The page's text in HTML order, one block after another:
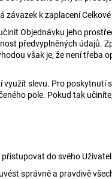
závazek k zaplacení Celkové
Objednávku jeho
předvyplněných údajů.
však je, že není třeba
slevu. Pro poskytnutí
pole. Pokud tak
do svého
správně a pravdivě